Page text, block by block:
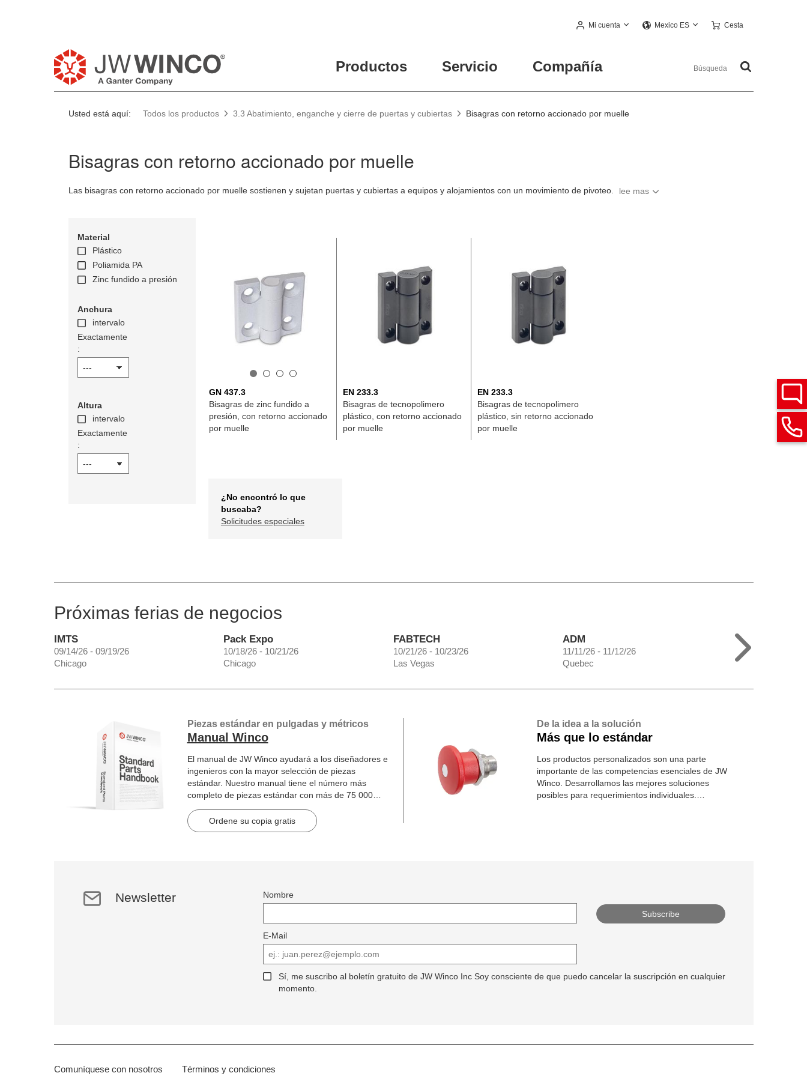
Mi cuenta Mexico ES Cesta
Productos Servicio Compañía
Usted está aquí: Todos los productos 3.3 Abatimiento, enganche y cierre de puertas y cubiertas Bisagras con retorno accionado por muelle
Bisagras con retorno accionado por muelle
Las bisagras con retorno accionado por muelle sostienen y sujetan puertas y cubiertas a equipos y alojamientos con un movimiento de pivoteo.
Material
Plástico
Poliamida PA
Zinc fundido a presión
Anchura
intervalo
Exactamente
:
Altura
intervalo
Exactamente
:
GN 437.3
Bisagras de zinc fundido a
presión, con retorno accionado
por muelle
EN 233.3
Bisagras de tecnopolimero
plástico, con retorno accionado
por muelle
EN 233.3
Bisagras de tecnopolimero
plástico, sin retorno accionado
por muelle
¿No encontró lo que
buscaba?
Solicitudes especiales
Próximas ferias de negocios
IMTS
09/14/26 - 09/19/26
Chicago
Pack Expo
10/18/26 - 10/21/26
Chicago
FABTECH
10/21/26 - 10/23/26
Las Vegas
ADM
11/11/26 - 11/12/26
Quebec
Piezas estándar en pulgadas y métricos
Manual Winco
El manual de JW Winco ayudará a los diseñadores e
ingenieros con la mayor selección de piezas
estándar. Nuestro manual tiene el número más
completo de piezas estándar con más de 75 000
Ordene su copia gratis
De la idea a la solución
Más que lo estándar
Los productos personalizados son una parte
importante de las competencias esenciales de JW
Winco. Desarrollamos las mejores soluciones
posibles para requerimientos individuales.
Newsletter Nombre
E-Mail
Sí, me suscribo al boletín gratuito de JW Winco Inc Soy consciente de que puedo cancelar la suscripción en cualquier
momento.
Comuníquese con nosotros Términos y condiciones